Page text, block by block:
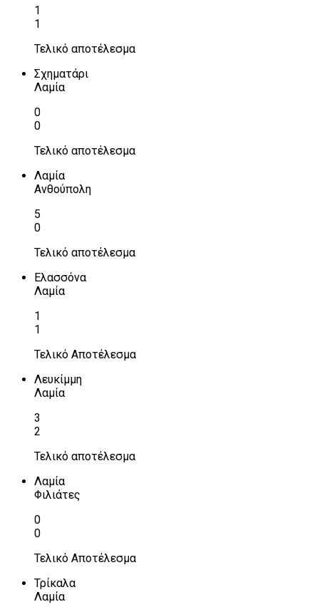
1
1
Τελικό αποτέλεσμα
Σχηματάρι
Λαμία
0
0
Τελικό αποτέλεσμα
Λαμία
Ανθούπολη
5
0
Τελικό αποτέλεσμα
Ελασσόνα
Λαμία
1
1
Τελικό Αποτέλεσμα
Λευκίμμη
Λαμία
3
2
Τελικό αποτέλεσμα
Λαμία
Φιλιάτες
0
0
Τελικό Αποτέλεσμα
Τρίκαλα
Λαμία